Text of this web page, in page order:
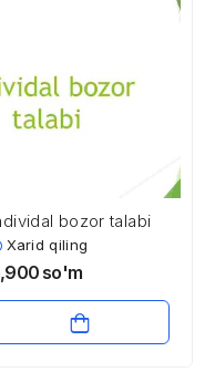
bozor talabi
Xarid qiling
so'm